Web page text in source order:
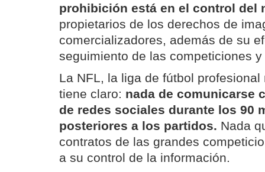
prohibición está en el control del
propietarios de los derechos de
comercializadores, además de su
seguimiento de las competiciones
La NFL, la liga de fútbol
tiene claro: nada de comunicarse
de redes sociales durante los 90
posteriores a los partidos. Nada
contratos de las grandes
a su control de la información.